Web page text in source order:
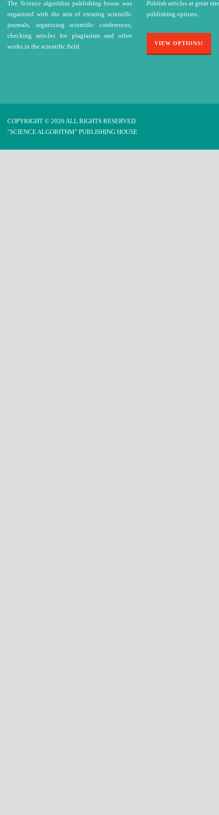
The Science algorithm publishing house was
organized with the aim of creating scientific
journals, organizing scientific conferences,
checking articles for plagiarism and other
works in the scientific field.
Publish articles at great
publishing options.
VIEW OPTIONS!
COPYRIGHT © 2020 ALL RIGHTS RESERVED.
"SCIENCE ALGORITHM" PUBLISHING HOUSE